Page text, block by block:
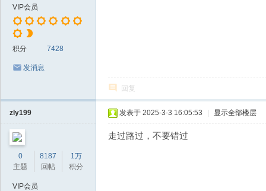
VIP会员
积分 7428
发消息
回复
zly199
0
主题
8187
回帖
1万
积分
VIP会员
发表于 2025-3-3 16:05:53 显示全部楼层
走过路过，不要错过